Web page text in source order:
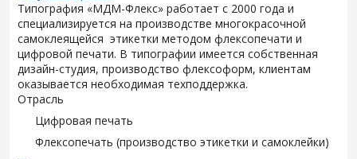
Типография «МДМ-Флекс» работает с 2000 года и
специализируется на производстве многокрасочной
самоклеящейся этикетки методом флексопечати и
цифровой печати. В типографии имеется собственная
дизайн-студия, производство флексоформ, клиентам
оказывается необходимая техподдержка.
Отрасль
Цифровая печать
Флексопечать (производство этикетки и самоклейки)